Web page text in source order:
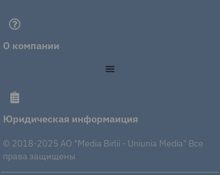
О компании
Юридическая информаиция
© 2018-2025 AO "Media Birlii - Uniunia Media" Все
права защищены